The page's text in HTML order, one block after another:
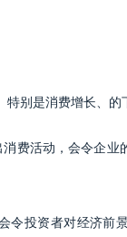
别是消费增长、的
费活动，会令企业
投资者对经济前